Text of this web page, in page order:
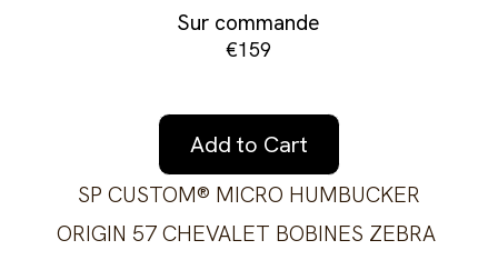
Sur commande
€159
Add to Cart
SP CUSTOM® MICRO HUMBUCKER
ORIGIN 57 CHEVALET BOBINES ZEBRA